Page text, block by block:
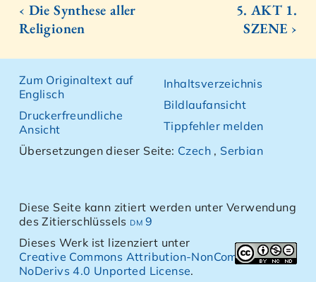
‹ Die Synthese aller
Religionen
5. AKT 1.
SZENE ›
Zum Originaltext auf
Englisch
Druckerfreundliche
Ansicht
Inhaltsverzeichnis
Bildlaufansicht
Tippfehler melden
Übersetzungen dieser Seite: Czech , Serbian
Diese Seite kann zitiert werden unter Verwendung
des Zitierschlüssels dm 9
Dieses Werk ist lizenziert unter
Creative Commons Attribution-NonCommercial-
NoDerivs 4.0 Unported License.